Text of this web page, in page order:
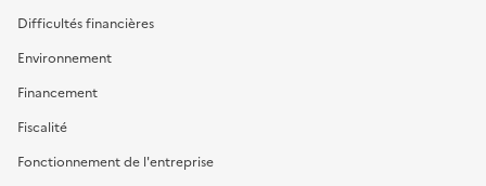
Difficultés financières
Environnement
Financement
Fiscalité
Fonctionnement de l'entreprise